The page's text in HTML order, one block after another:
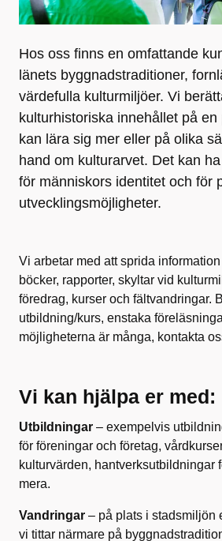
Hos oss finns en omfattande
länets byggnadstraditioner,
värdefulla kulturmiljöer. Vi
kulturhistoriska innehållet på en
kan lära sig mer eller på olika
hand om kulturarvet. Det kan
för människors identitet och för
utvecklingsmöjligheter.
Vi arbetar med att sprida
böcker, rapporter, skyltar vid
föredrag, kurser och fältvandringar.
utbildning/kurs, enstaka
möjligheterna är många, kontakta
Vi kan hjälpa er med:
Utbildningar – exempelvis
för föreningar och företag,
kulturvärden, hantverksutbildningar
mera.
Vandringar – på plats i stadsmiljön
vi tittar närmare på